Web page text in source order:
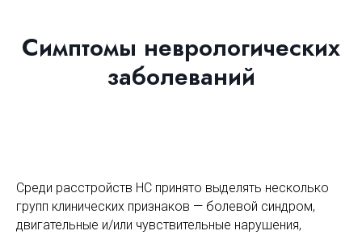
Симптомы неврологических
заболеваний
Среди расстройств НС принято выделять несколько
групп клинических признаков — болевой синдром,
двигательные и/или чувствительные нарушения,